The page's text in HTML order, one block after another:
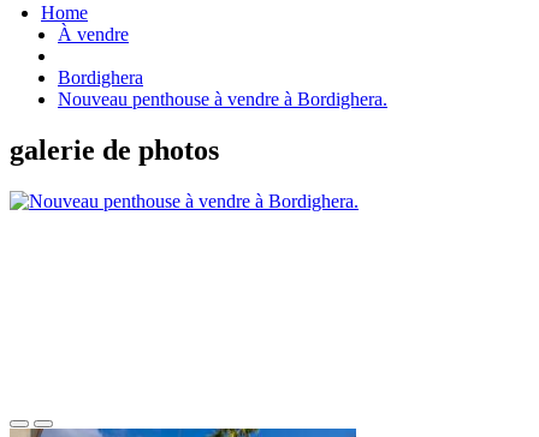
Home
À vendre
Bordighera
Nouveau penthouse à vendre à Bordighera.
galerie de photos